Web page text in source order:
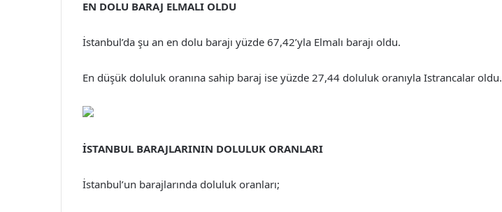
EN DOLU BARAJ ELMALI OLDU
İstanbul’da şu an en dolu barajı yüzde 67,42’yla Elmalı barajı oldu.
En düşük doluluk oranına sahip baraj ise yüzde 27,44 doluluk oranıyla Istrancalar oldu.
İSTANBUL BARAJLARININ DOLULUK ORANLARI
İstanbul’un barajlarında doluluk oranları;